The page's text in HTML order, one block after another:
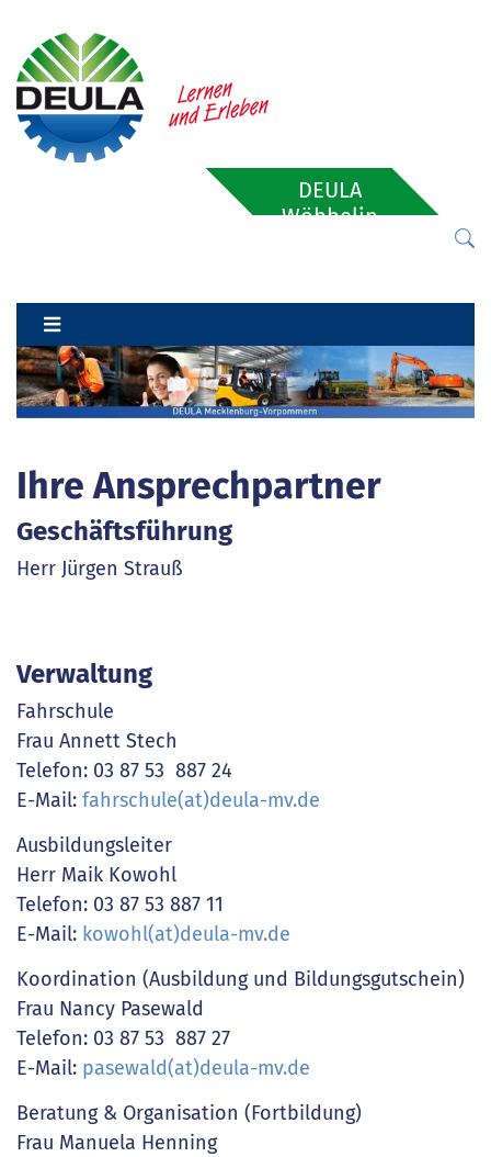
DEULA
Wöbbelin
Ihre Ansprechpartner
Geschäftsführung
Herr Jürgen Strauß
Verwaltung
Fahrschule
Frau Annett Stech
Telefon: 03 87 53 887 24
E-Mail: fahrschule(at)deula-mv.de
Ausbildungsleiter
Herr Maik Kowohl
Telefon: 03 87 53 887 11
E-Mail: kowohl(at)deula-mv.de
Koordination (Ausbildung und Bildungsgutschein)
Frau Nancy Pasewald
Telefon: 03 87 53 887 27
E-Mail: pasewald(at)deula-mv.de
Beratung & Organisation (Fortbildung)
Frau Manuela Henning